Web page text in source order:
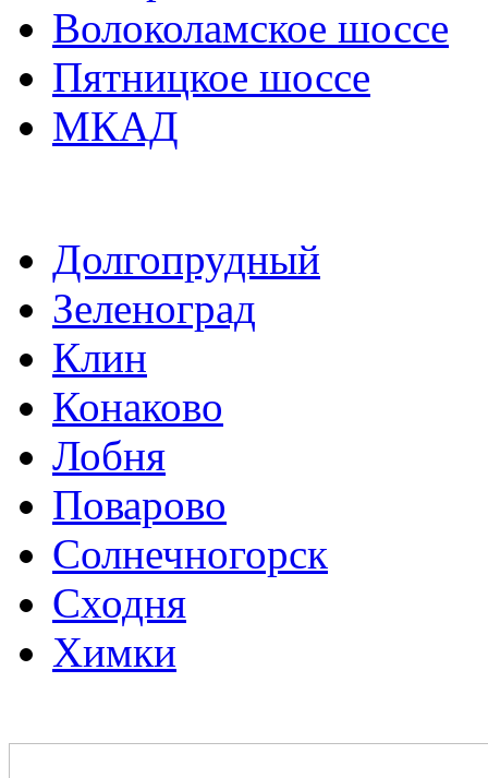
Волоколамское шоссе
Пятницкое шоссе
МКАД
Долгопрудный
Зеленоград
Клин
Конаково
Лобня
Поварово
Солнечногорск
Сходня
Химки